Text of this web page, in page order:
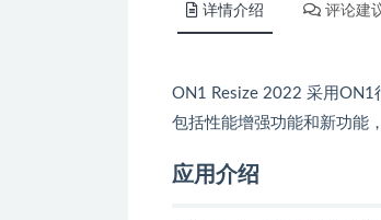
详情介绍 评论建
ON1 Resize 2022 采用ON1
包括性能增强功能和新功能
应用介绍